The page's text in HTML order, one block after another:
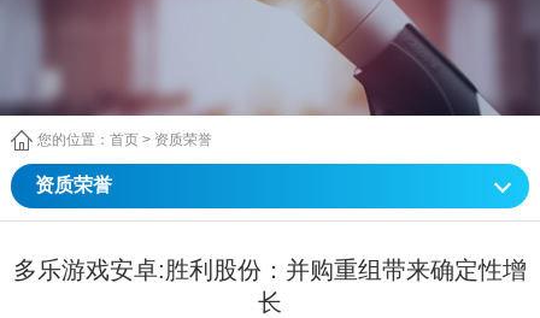
您的位置： 首页> 资质荣誉
资质荣誉
多乐游戏安卓:胜利股份：并购重组带来确定性增
长